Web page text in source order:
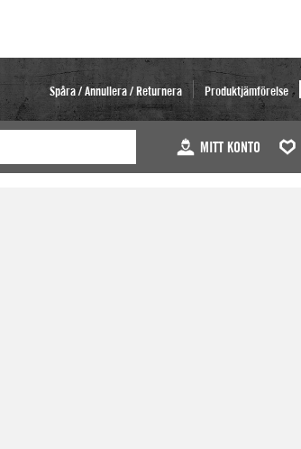
Spåra / Annullera / Returnera Produktjämförelse
MITT KONTO